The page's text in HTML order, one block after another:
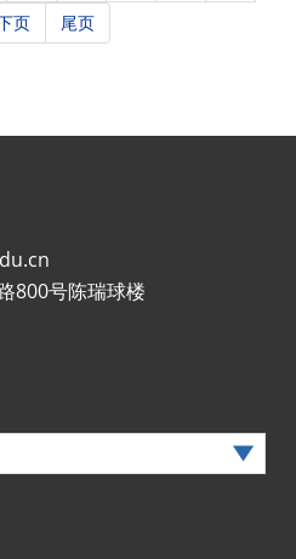
页 尾页
800号陈瑞球楼